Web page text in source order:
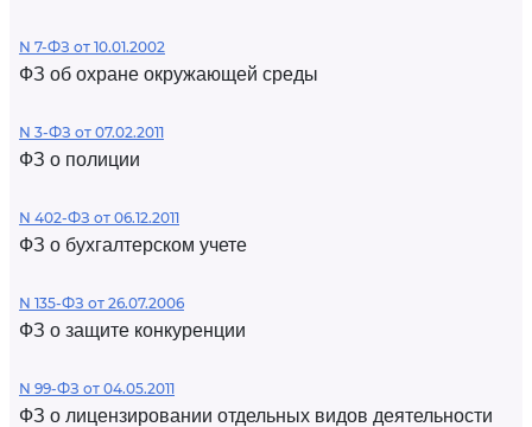
N 7-ФЗ от 10.01.2002
ФЗ об охране окружающей среды
N 3-ФЗ от 07.02.2011
ФЗ о полиции
N 402-ФЗ от 06.12.2011
ФЗ о бухгалтерском учете
N 135-ФЗ от 26.07.2006
ФЗ о защите конкуренции
N 99-ФЗ от 04.05.2011
ФЗ о лицензировании отдельных видов деятельности